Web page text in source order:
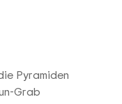
Pyramiden
Grab